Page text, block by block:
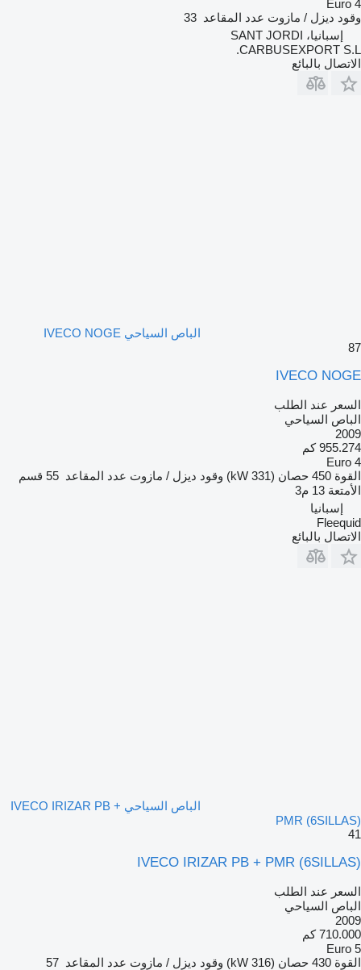
Euro 4
وقود ديزل / مازوت عدد المقاعد 33
إسبانيا، SANT JORDI
CARBUSEXPORT S.L.
الاتصال بالبائع
الباص السياحي IVECO NOGE
87
IVECO NOGE
السعر عند الطلب
الباص السياحي
2009
955.274 كم
Euro 4
القوة 450 حصان (331 kW) وقود ديزل / مازوت عدد المقاعد 55 قسم
الأمتعة 13 م3
إسبانيا
Fleequid
الاتصال بالبائع
الباص السياحي IVECO IRIZAR PB +
PMR (6SILLAS)
41
IVECO IRIZAR PB + PMR (6SILLAS)
السعر عند الطلب
الباص السياحي
2009
710.000 كم
Euro 5
القوة 430 حصان (316 kW) وقود ديزل / مازوت عدد المقاعد 57